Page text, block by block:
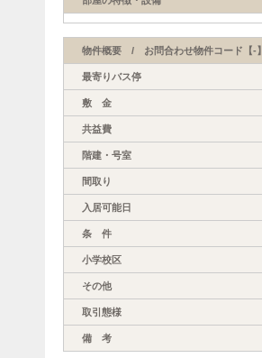
物件概要 / お問合わせ物件コード【-】
最寄りバス停
敷 金
共益費
階建・号室
間取り
入居可能日
条 件
小学校区
その他
取引態様
備 考